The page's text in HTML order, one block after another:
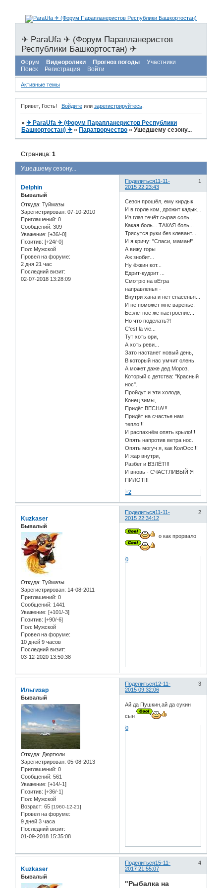
✈ ParaUfa ✈ (Форум Парапланеристов
Республики Башкортостан) ✈
Форум Видеоролики Прогноз погоды
Участники
Поиск
Регистрация Войти
Активные темы
Привет, Гость! Войдитеили зарегистрируйтесь.
»✈ ParaUfa ✈ (Форум Парапланеристов Республики
Башкортостан) ✈ » Паратворчество »Ушедшему сезону...
Ушедшему сезону...
Страница:1
Поделиться 1
11-11-
2015 22:23:43
Delphin
Бывалый
Откуда: Туймазы
Зарегистрирован: 07-10-2010
Приглашений: 0
Сообщений: 309
Уважение: [+36/-0]
Позитив: [+24/-0]
Пол: Мужской
Провел на форуме:
2 дня 21 час
Последний визит:
02-07-2018 13:28:09
Сезон прошёл, ему кирдык.
И в горле ком, дрожит кадык...
Из глаз течёт сырая соль...
Какая боль... ТАКАЯ боль...
Трясутся руки без клевант...
И я кричу: "Спаси, маман!".
А вижу горы
Аж знобит...
Ну ёжкин кот...
Едрит-кудрит ...
Смотрю на вЕтра
направленья -
Внутри хана и нет спасенья...
И не поможет мне варенье,
Безлётное же настроение...
Но что поделать?!
C'est la vie...
Тут хоть ори,
А хоть реви...
Зато настанет новый день,
В который нас умчит олень.
А может даже дед Мороз,
Который с детства: "Красный
нос".
Пройдут и эти холода,
Конец зимы,
Придёт ВЕСНА!!!
Придёт на счастье нам
тепло!!!
И распахнём опять крыло!!!
Опять напротив ветра нос.
Опять могуч я, как КолОсс!!!
И жар внутри,
Разбег и ВЗЛЁТ!!!
И вновь - СЧАСТЛИВЫЙ Я
ПИЛОТ!!!
+2
Поделиться 2
11-11-
2015 22:34:12
Kuzkaser
Бывалый
Откуда: Туймазы
Зарегистрирован: 14-08-2011
Приглашений: 0
Сообщений: 1441
Уважение: [+101/-3]
Позитив: [+90/-6]
Пол: Мужской
Провел на форуме:
10 дней 9 часов
Последний визит:
03-12-2020 13:50:38
о как прорвало
0
Поделиться 3
12-11-
2015 09:32:06
Ильгизар
Бывалый
Откуда: Дюртюли
Зарегистрирован: 05-08-2013
Приглашений: 0
Сообщений: 561
Уважение: [+14/-1]
Позитив: [+36/-1]
Пол: Мужской
Возраст: 65 [1960-12-21]
Провел на форуме:
9 дней 3 часа
Последний визит:
01-09-2018 15:35:08
Ай да Пушкин,ай да сукин
сын
0
Поделиться 4
15-11-
2017 21:55:07
Kuzkaser
Бывалый
"Рыбалка на